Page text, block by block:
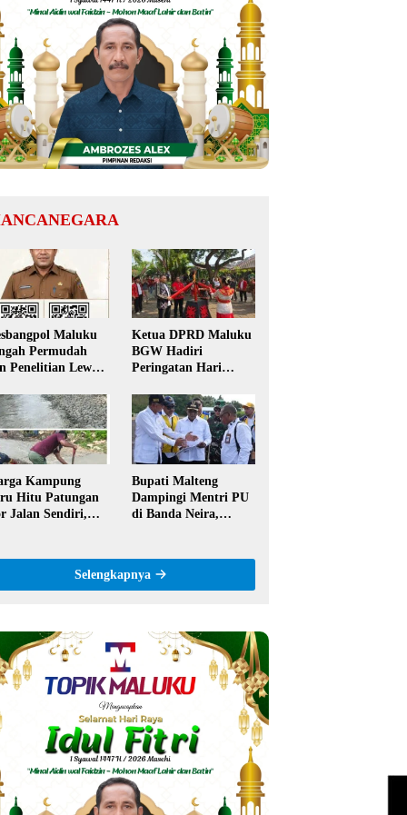
Maluku
Permudah
Penelitian Lewat
Perlu Datang ke
Ketua DPRD Maluku
BGW Hadiri
Peringatan Hari
Salatiga, Gaungkan
Semangat Hidop
Orang Basudara
Kampung
Hitu Patungan
Jalan Sendiri,
Bupati Malteng
Dampingi Mentri PU
di Banda Neira,
Jadi 2,2 Km
Selengkapnya